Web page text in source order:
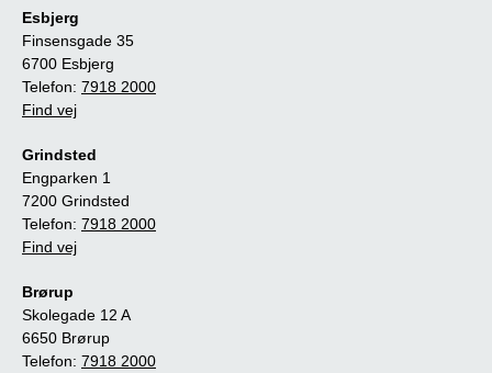
Esbjerg
Finsensgade 35
6700 Esbjerg
Telefon: 7918 2000
Find vej
Grindsted
Engparken 1
7200 Grindsted
Telefon: 7918 2000
Find vej
Brørup
Skolegade 12 A
6650 Brørup
Telefon: 7918 2000